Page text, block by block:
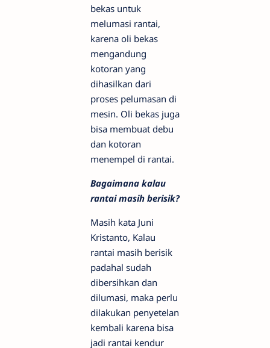
bekas untuk
melumasi rantai,
karena oli bekas
mengandung
kotoran yang
dihasilkan dari
proses pelumasan di
mesin. Oli bekas juga
bisa membuat debu
dan kotoran
menempel di rantai.
Bagaimana kalau
rantai masih berisik?
Masih kata Juni
Kristanto, Kalau
rantai masih berisik
padahal sudah
dibersihkan dan
dilumasi, maka perlu
dilakukan penyetelan
kembali karena bisa
jadi rantai kendur